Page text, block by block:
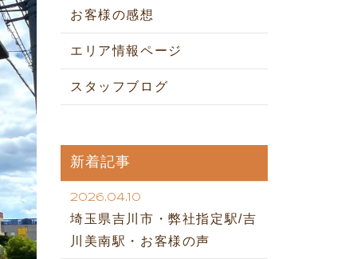
お客様の感想
エリア情報ページ
スタッフブログ
新着記事
2026.04.10
埼玉県吉川市・弊社指定駅/吉
川美南駅・お客様の声